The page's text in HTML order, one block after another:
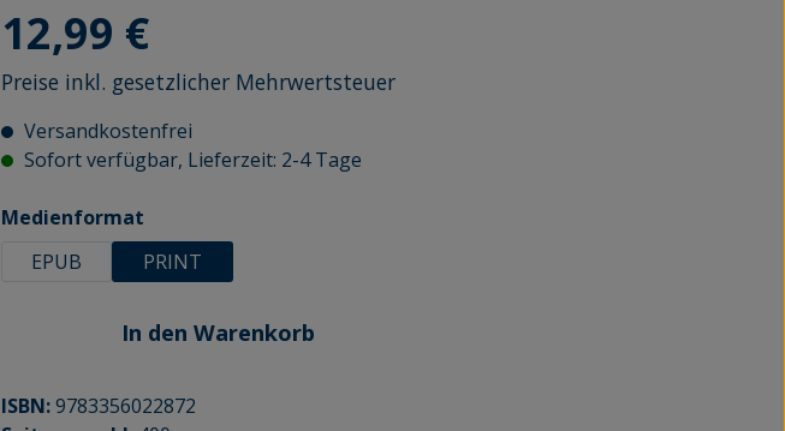
Regulärer Preis:
12,99 €
Preise inkl. gesetzlicher Mehrwertsteuer
Versandkostenfrei
Sofort verfügbar, Lieferzeit: 2-4 Tage
Medienformat
EPUB
PRINT
In den Warenkorb
ISBN:9783356022872